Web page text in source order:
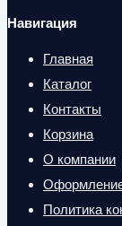
Навигация
Главная
Каталог
Контакты
Корзина
О компании
Политика